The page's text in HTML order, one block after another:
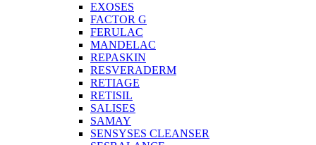
EXOSES
FACTOR G
FERULAC
MANDELAC
REPASKIN
RESVERADERM
RETIAGE
RETISIL
SALISES
SAMAY
SENSYSES CLEANSER